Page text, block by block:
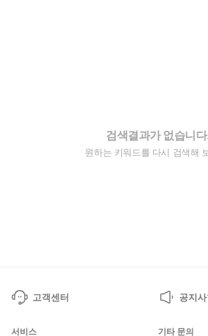
검색결과가 없습니
원하는 키워드를 다시 검색해
고객센터 공지
서비스 기타 문의